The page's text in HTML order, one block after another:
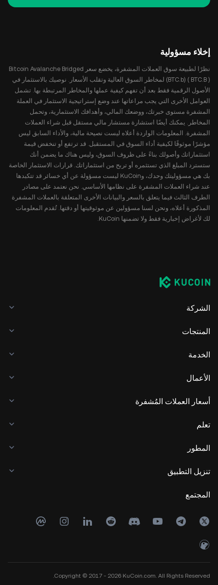
إخلاء مسؤولية
نظرًا لطبيعة سوق العملات المشفرة، يخضع سعر Bitcoin Avalanche Bridged
(BTC.b) ( BTC.B ) لمخاطر السوق العالية وتقلب الأسعار. نوصيك بالاستثمار في
الأصول الرقمية فقط بعد أن تفهم كيفية عملها والمخاطر المرتبطة بها. تشمل
العوامل الأخرى التي يجب مراعاتها عند وضع إستراتيجية الاستثمار في العملة
المشفرة مستوى خبرتك، ووضعك المالي، وأهدافك الاستثمارية، وتحمل
المخاطر. يمكنك أيضًا استشارة مستشار مالي مستقل قبل شراء العملات
المشفرة. المعلومات الواردة أعلاه ليست نصيحة مالية، والأداء السابق ليس
مؤشرًا موثوقًا لكيفية أداء السوق في المستقبل. قد ترتفع أو تنخفض قيمة
استثماراتك وأصولك بناءً على ظروف السوق، وليس هناك ما يضمن أنك
ستسترد المبلغ الذي تستثمره أو تربح من استثماراتك. قرارات الاستثمار الخاصة
بك هي مسؤوليتك وحدك، وKuCoin ليست مسؤولة عن أي خسائر قد تتكبدها
عند شراء العملات المشفرة على نظامها الأساسي. نحن نعتمد على مصادر
الطرف الثالث فيما يتعلق بالسعر والبيانات الأخرى المتعلقة بالعملات المشفرة
المذكورة أعلاه، ونحن لسنا مسؤولين عن موثوقيتها أو دقتها. تُقدم المعلومات
لك لأغراض إخبارية فقط ولا تضمنها KuCoin.
الشركة
المنتجات
الخدمة
الأعمال
أسعار العملات المُشفرة
تعلم
المطور
تنزيل التطبيق
المجتمع
Copyright © 2017 - 2026 KuCoin.com. All Rights Reserved.